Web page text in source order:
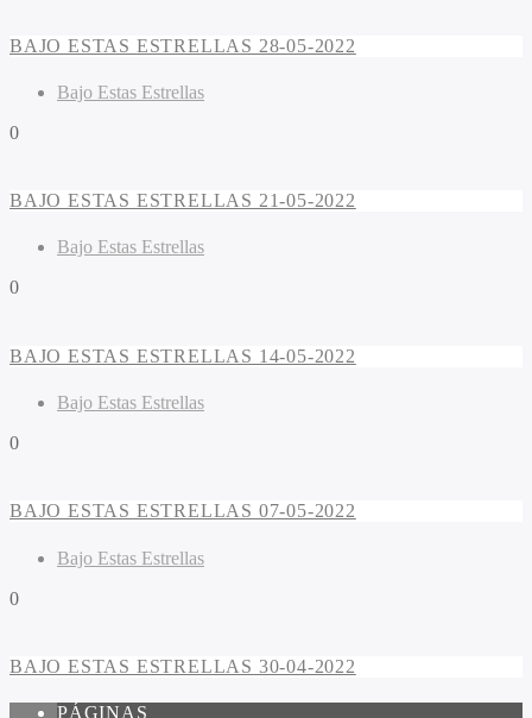
BAJO ESTAS ESTRELLAS 28-05-2022
Bajo Estas Estrellas
0
BAJO ESTAS ESTRELLAS 21-05-2022
Bajo Estas Estrellas
0
BAJO ESTAS ESTRELLAS 14-05-2022
Bajo Estas Estrellas
0
BAJO ESTAS ESTRELLAS 07-05-2022
Bajo Estas Estrellas
0
BAJO ESTAS ESTRELLAS 30-04-2022
PÁGINAS